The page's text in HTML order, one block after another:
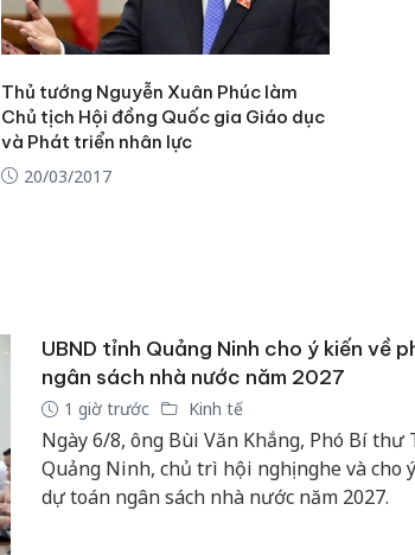
Thủ tướng Nguyễn Xuân Phúc làm
Chủ tịch Hội đồng Quốc gia Giáo dục
và Phát triển nhân lực
20/03/2017
UBND tỉnh Quảng Ninh cho ý kiến về
ngân sách nhà nước năm 2027
1 giờ trước Kinh tế
Ngày 6/8, ông Bùi Văn Khắng, Phó Bí thư
Quảng Ninh, chủ trì hội nghị nghe và cho
dự toán ngân sách nhà nước năm 2027.
Thanh Hóa: Tìm bị
hại trong vụ án buôn
Moyuum giả